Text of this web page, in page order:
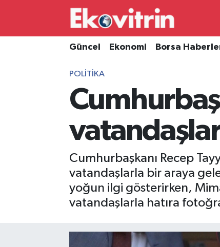
Güncel Ekonomi Borsa
POLITIKA
Cumhurbaşkanı Recep
vatandaşlarla bir araya
yoğun ilgi gösterirken,
vatandaşlarla hatıra
Güncel
Borsa Haberleri
Hava Durumu
Süper Lig Puan Durumu ve Fikstür
Son Dakika Haberleri
Haber Arşivi